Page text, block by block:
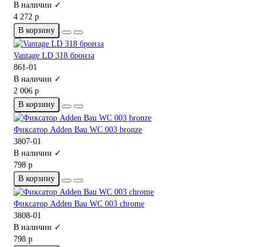
В наличии ✓
4 272 р
В корзину
Vantage LD 318 бронза
861-01
В наличии ✓
2 006 р
В корзину
Фиксатор Adden Bau WC 003 bronze
3807-01
В наличии ✓
798 р
В корзину
Фиксатор Adden Bau WC 003 chrome
3808-01
В наличии ✓
798 р